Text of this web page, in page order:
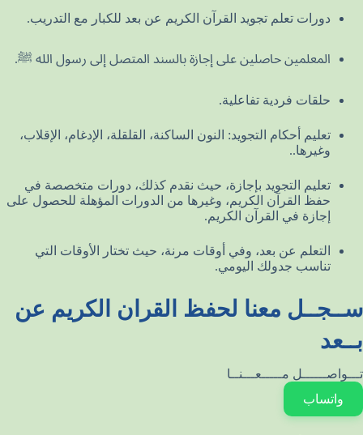
دورات تعلم تجويد القرآن الكريم عن بعد للكبار مع التدريب.
المعلمين حاصلين على إجازة بالسند المتصل إلى رسول الله ﷺ.
حلقات فردية تفاعلية.
تعليم أحكام التجويد: النون الساكنة، القلقلة، الإدغام، الإقلاب،
وغيرها..
تعليم التجويد بإجازة، حيث نقدم كذلك، دورات متخصصة في
حفظ القرآن الكريم، وغيرها من الدورات المؤهلة للحصول على
إجازة في القرآن الكريم.
التعلم عن بعد، وفي أوقات مرنة، حيث تختار الأوقات التي
تناسب جدولك اليومي.
ســجــل معنا لحفظ القران الكريم عن
بــعد
تـــواصــــــل مـــــعـــنــا
واتساب